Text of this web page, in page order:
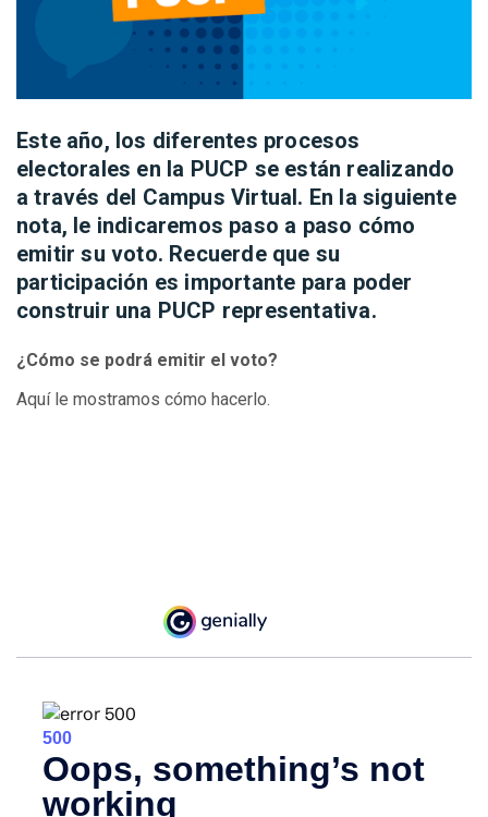
Este año, los diferentes procesos
electorales en la PUCP se están realizando
a través del Campus Virtual. En la siguiente
nota, le indicaremos paso a paso cómo
emitir su voto. Recuerde que su
participación es importante para poder
construir una PUCP representativa.
¿Cómo se podrá emitir el voto?
Aquí le mostramos cómo hacerlo.